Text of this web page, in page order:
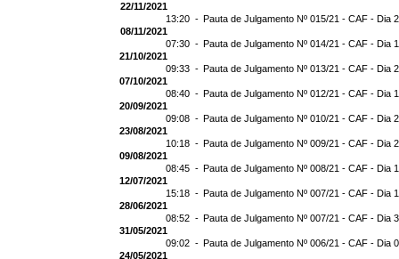
22/11/2021
13:20 - Pauta de Julgamento Nº 015/21 - CAF - Dia
08/11/2021
07:30 - Pauta de Julgamento Nº 014/21 - CAF - Dia
21/10/2021
09:33 - Pauta de Julgamento Nº 013/21 - CAF - Dia
07/10/2021
08:40 - Pauta de Julgamento Nº 012/21 - CAF - Dia
20/09/2021
09:08 - Pauta de Julgamento Nº 010/21 - CAF - Dia
23/08/2021
10:18 - Pauta de Julgamento Nº 009/21 - CAF - Dia
09/08/2021
08:45 - Pauta de Julgamento Nº 008/21 - CAF - Dia
12/07/2021
15:18 - Pauta de Julgamento Nº 007/21 - CAF - Dia
28/06/2021
08:52 - Pauta de Julgamento Nº 007/21 - CAF - Dia
31/05/2021
09:02 - Pauta de Julgamento Nº 006/21 - CAF - Dia
24/05/2021